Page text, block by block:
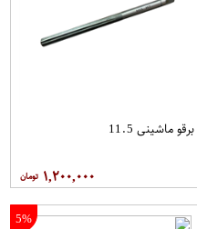
برقو ماشینی 11.5
۱,۲۰۰,۰۰۰
5%